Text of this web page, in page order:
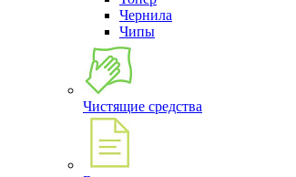
Чернила
Чипы
Чистящие средства